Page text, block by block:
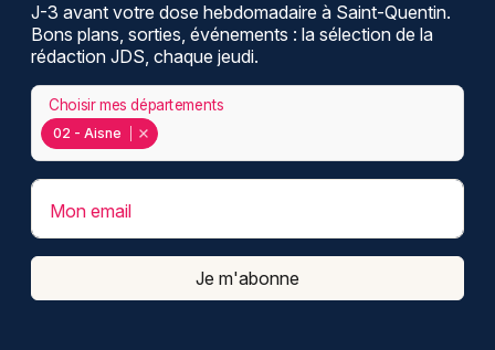
J-3 avant votre dose hebdomadaire à Saint-Quentin.
Bons plans, sorties, événements : la sélection de la
rédaction JDS, chaque jeudi.
02 - Aisne
Choisir mes départements
Mon email
Je m'abonne